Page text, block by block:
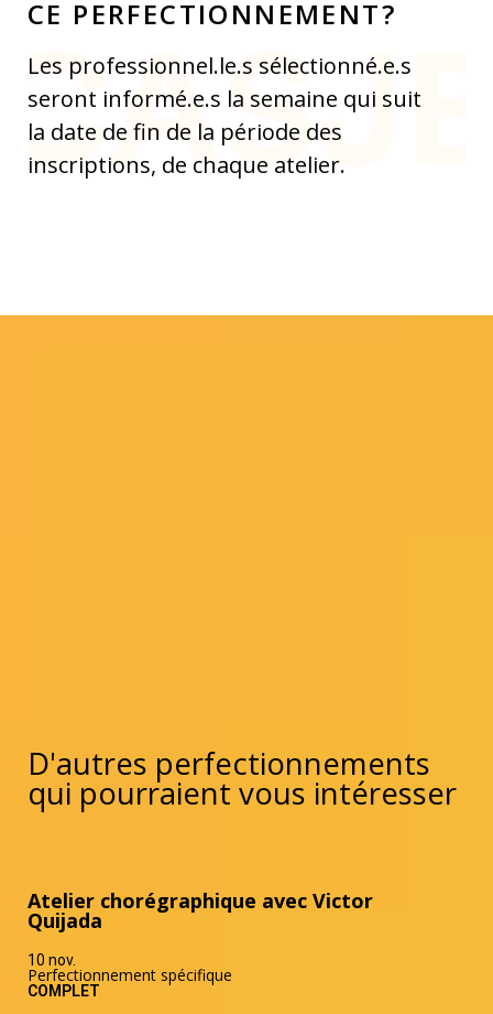
CE PERFECTIONNEMENT?
Les professionnel.le.s sélectionné.e.s
seront informé.e.s la semaine qui suit
la date de fin de la période des
inscriptions, de chaque atelier.
D'autres perfectionnements
qui pourraient vous intéresser
Atelier chorégraphique avec Victor
Quijada
10 nov.
Perfectionnement spécifique
COMPLET